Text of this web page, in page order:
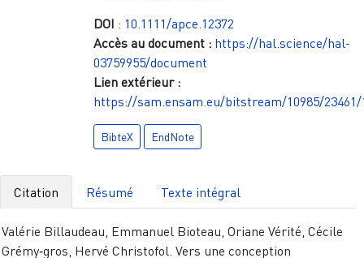
DOI : 10.1111/apce.12372
Accès au document : https://hal.science/hal-
03759955/document
Lien extérieur :
https://sam.ensam.eu/bitstream/10985/23461/
BibteX EndNote
Citation Résumé Texte intégral
Valérie Billaudeau, Emmanuel Bioteau, Oriane Vérité, Cécile
Grémy‐gros, Hervé Christofol. Vers une conception